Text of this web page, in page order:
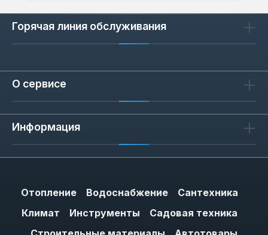
Горячая линия обслуживания
О сервисе
Информация
Отопление Водоснабжение
Сантехника
Климат
Инструменты
Садовая техника